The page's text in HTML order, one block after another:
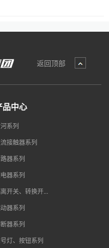
返回顶部
品中心
系列
接触器系列
器系列
器系列
开关、转换开...
器系列
器系列
灯、按钮系列